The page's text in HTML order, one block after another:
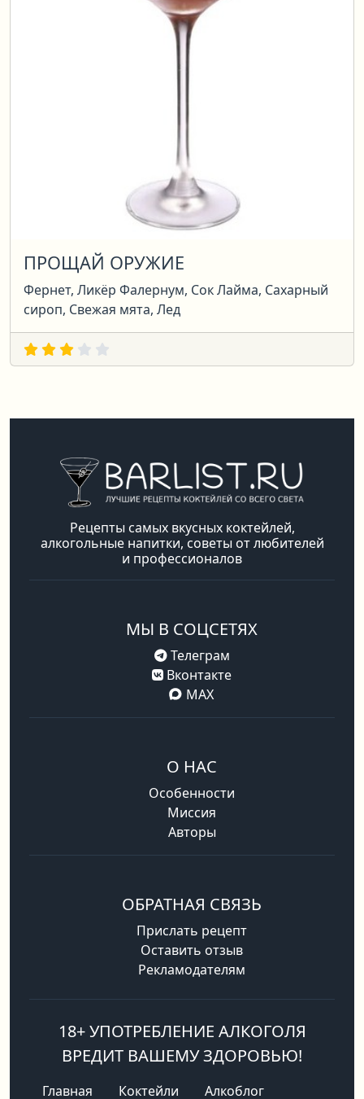
ПРОЩАЙ ОРУЖИЕ
Фернет, Ликёр Фалернум, Сок Лайма, Сахарный
сироп, Свежая мята, Лед
Рецепты самых вкусных коктейлей,
алкогольные напитки, советы от любителей
и профессионалов
МЫ В СОЦСЕТЯХ
Телеграм
Вконтакте
MAX
О НАС
Особенности
Миссия
Авторы
ОБРАТНАЯ СВЯЗЬ
Прислать рецепт
Оставить отзыв
Рекламодателям
18+ УПОТРЕБЛЕНИЕ АЛКОГОЛЯ
ВРЕДИТ ВАШЕМУ ЗДОРОВЬЮ!
Главная Коктейли Алкоблог